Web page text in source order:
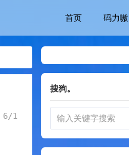
首页 码力嗷
6/1
搜狗。